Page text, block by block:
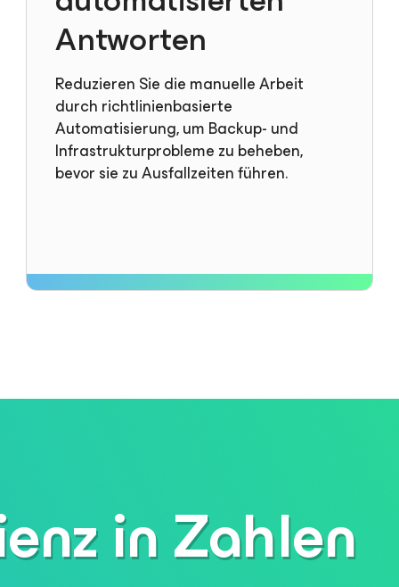
Antworten
Reduzieren Sie die manuelle Arbeit
durch richtlinienbasierte
Automatisierung, um Backup- und
Infrastrukturprobleme zu beheben,
bevor sie zu Ausfallzeiten führen.
in Zahlen